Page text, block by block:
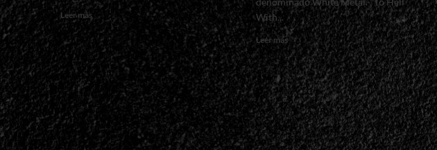
Leer más Read
more
about
<small>40th
Anniversary:
To
Hell
With
The
Devil<span>
With...
Leer másRead
more
about
<small>Roxx
Records
Prepara
Un
Album
De